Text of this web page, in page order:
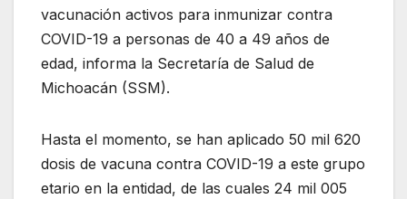
vacunación activos para inmunizar contra
COVID-19 a personas de 40 a 49 años de
edad, informa la Secretaría de Salud de
Michoacán (SSM).
Hasta el momento, se han aplicado 50 mil 620
dosis de vacuna contra COVID-19 a este grupo
etario en la entidad, de las cuales 24 mil 005